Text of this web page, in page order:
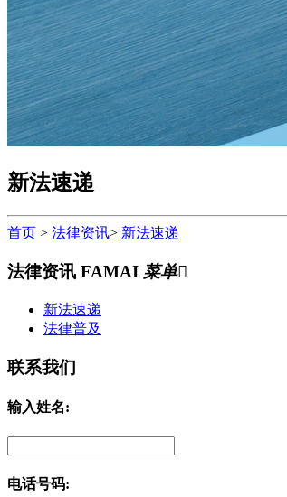
新法速递
首页 > 法律资讯> 新法速递
法律资讯 FAMAI 菜单
新法速递
法律普及
联系我们
输入姓名:
电话号码: